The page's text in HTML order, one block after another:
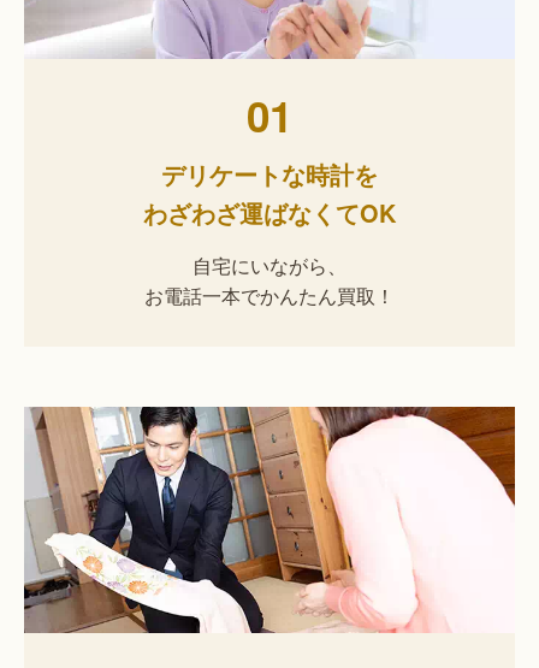
01
デリケートな時計を
わざわざ運ばなくてOK
自宅にいながら、
お電話一本でかんたん買取！